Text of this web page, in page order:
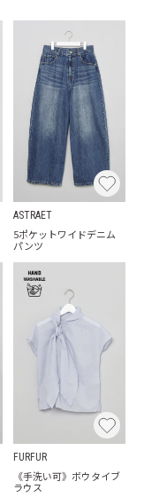
ASTRAET
5ポケットワイドデニム
パンツ
FURFUR
《手洗い可》ボウタイブ
ラウス